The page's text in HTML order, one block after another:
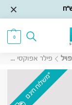
0
פילר אפוקסי שחור לתיקוני קרבון + מקשה Nautix